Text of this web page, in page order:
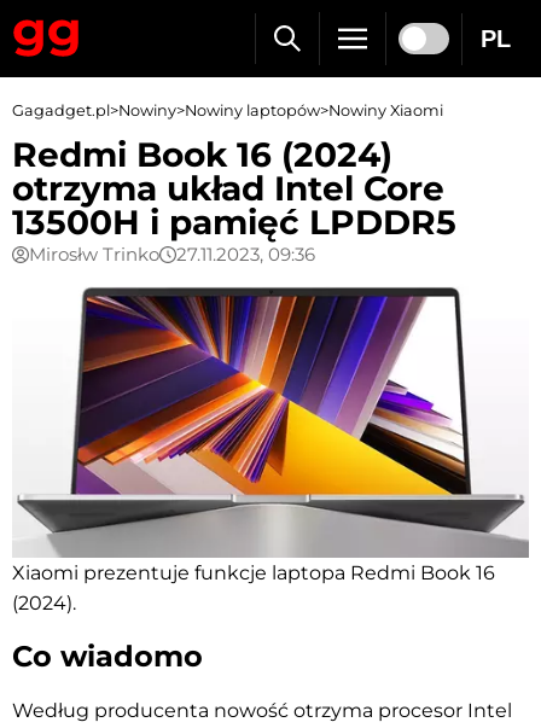
PL
Gagadget.pl>Nowiny>Nowiny laptopów>Nowiny Xiaomi
Redmi Book 16 (2024)
otrzyma układ Intel Core
13500H i pamięć LPDDR5
Mirosłw Trinko 27.11.2023, 09:36
Xiaomi prezentuje funkcje laptopa Redmi Book 16
(2024).
Co wiadomo
Według producenta nowość otrzyma procesor Intel